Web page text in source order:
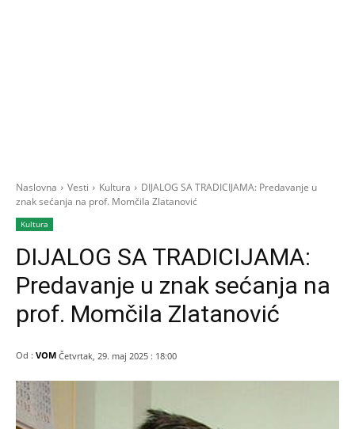
Naslovna Vesti Kultura
DIJALOG SA TRADICIJAMA: Predavanje u
znak sećanja na prof. Momčila Zlatanović
Kultura
DIJALOG SA TRADICIJAMA:
Predavanje u znak sećanja na
prof. Momčila Zlatanović
Od : VOM Četvrtak, 29. maj 2025 : 18:00